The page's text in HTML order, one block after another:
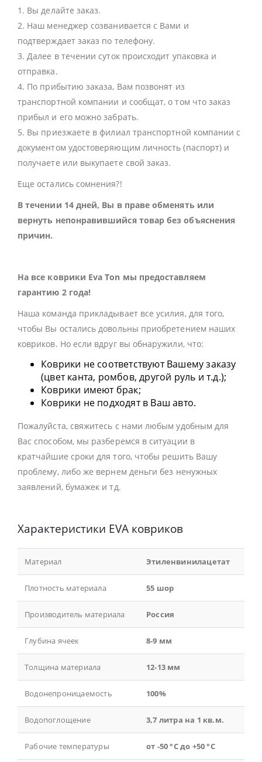
1. Вы делайте заказ.
2. Наш менеджер созванивается с Вами и
подтверждает заказ по телефону.
3. Далее в течении суток происходит упаковка и
отправка.
4. По прибытию заказа, Вам позвонят из
транспортной компании и сообщат, о том что заказ
прибыл и его можно забрать.
5. Вы приезжаете в филиал транспортной компании с
документом удостоверяющим личность (паспорт) и
получаете или выкупаете свой заказ.
Еще остались сомнения?!
В течении 14 дней, Вы в праве обменять или
вернуть непонравившийся товар без объяснения
причин.
На все коврики Eva Ton мы предоставляем
гарантию 2 года!
Наша команда прикладывает все усилия, для того,
чтобы Вы остались довольны приобретением наших
ковриков. Но если вдруг вы обнаружили, что:
Коврики не соответствуют Вашему заказу
(цвет канта, ромбов, другой руль и т.д.);
Коврики имеют брак;
Коврики не подходят в Ваш авто.
Пожалуйста, свяжитесь с нами любым удобным для
Вас способом, мы разберемся в ситуации в
кратчайшие сроки для того, чтобы решить Вашу
проблему, либо же вернем деньги без ненужных
заявлений, бумажек и тд.
Характеристики EVA ковриков
Материал Этиленвинилацетат
Плотность материала 55 шор
Производитель материала Россия
Глубина ячеек 8-9 мм
Толщина материала 12-13 мм
Водонепроницаемость 100%
Водопоглощение 3,7 литра на 1 кв.м.
Рабочие температуры от -50 °С до +50 °С